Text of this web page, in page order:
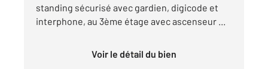
standing sécurisé avec gardien, digicode et
interphone, au 3ème étage avec ascenseur ...
Voir le détail du bien